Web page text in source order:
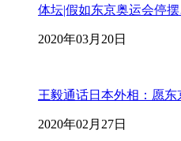
体坛|假如东京奥运会停
2020年03月20日
王毅通话日本外相：愿
2020年02月27日